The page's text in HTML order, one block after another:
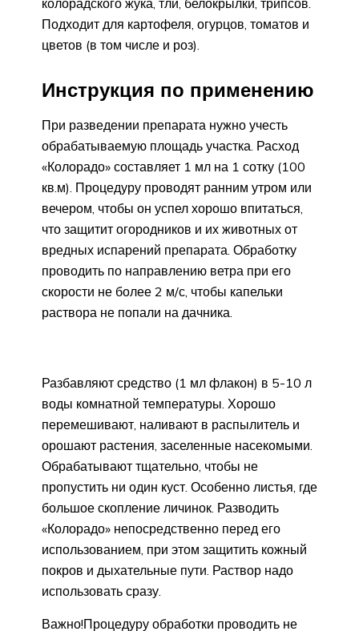
колорадского жука, тли, белокрылки, трипсов.
Подходит для картофеля, огурцов, томатов и
цветов (в том числе и роз).
Инструкция по применению
При разведении препарата нужно учесть
обрабатываемую площадь участка. Расход
«Колорадо» составляет 1 мл на 1 сотку (100
кв.м). Процедуру проводят ранним утром или
вечером, чтобы он успел хорошо впитаться,
что защитит огородников и их животных от
вредных испарений препарата. Обработку
проводить по направлению ветра при его
скорости не более 2 м/с, чтобы капельки
раствора не попали на дачника.
Разбавляют средство (1 мл флакон) в 5-10 л
воды комнатной температуры. Хорошо
перемешивают, наливают в распылитель и
орошают растения, заселенные насекомыми.
Обрабатывают тщательно, чтобы не
пропустить ни один куст. Особенно листья, где
большое скопление личинок. Разводить
«Колорадо» непосредственно перед его
использованием, при этом защитить кожный
покров и дыхательные пути. Раствор надо
использовать сразу.
Важно!Процедуру обработки проводить не